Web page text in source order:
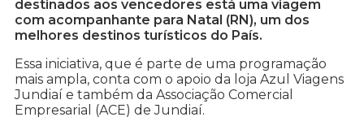
destinados aos vencedores está uma viagem
com acompanhante para Natal (RN), um dos
melhores destinos turísticos do País.
Essa iniciativa, que é parte de uma programação
mais ampla, conta com o apoio da loja Azul Viagens
Jundiaí e também da Associação Comercial
Empresarial (ACE) de Jundiaí.